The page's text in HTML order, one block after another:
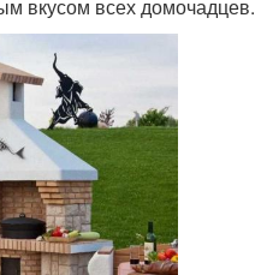
вкусом всех домочадцев.